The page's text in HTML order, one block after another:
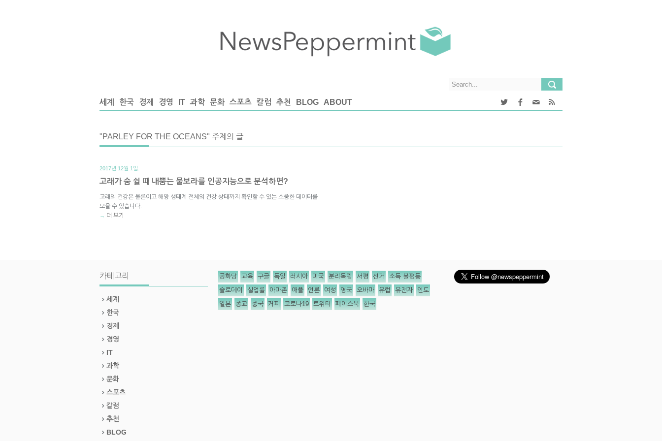
세계 한국 경제 경영 IT 과학 문화 스포츠 칼럼 추천 BLOG ABOUT
"PARLEY FOR THE OCEANS" 주제의 글
2017년 12월 1일.
고래가 숨 쉴 때 내뿜는 물보라를 인공지능으로 분석하면?
고래의 건강은 물론이고 해양 생태계 전체의 건강 상태까지 확인할 수 있는 소중한 데이터를
모을 수 있습니다.
→ 더 보기
카테고리
세계
한국
경제
경영
IT
과학
문화
스포츠
칼럼
추천
BLOG
공화당 교육 구글 독일 러시아 미국 분리독립 서평 선거 소득 불평등
슬로데이 실업률 아마존 애플 언론 여성 영국 오바마 유럽 유전자 인도
일본 종교 중국 커피 코로나19 트위터 페이스북 한국